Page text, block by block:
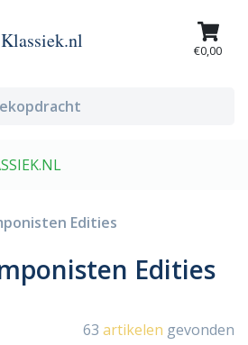
Klassiek.nl €0,00
Edities
Edities
63 artikelen gevonden